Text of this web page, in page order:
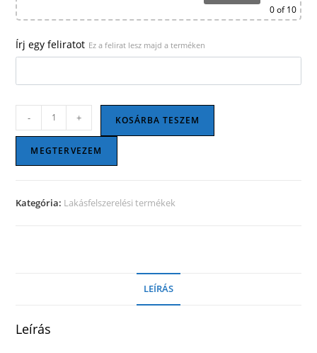
0of 10
Írj egy feliratot Ez a felirat lesz majd a terméken
telefontartó
mennyiség
- + KOSÁRBA TESZEM
MEGTERVEZEM
Kategória: Lakásfelszerelési termékek
LEÍRÁS
Leírás